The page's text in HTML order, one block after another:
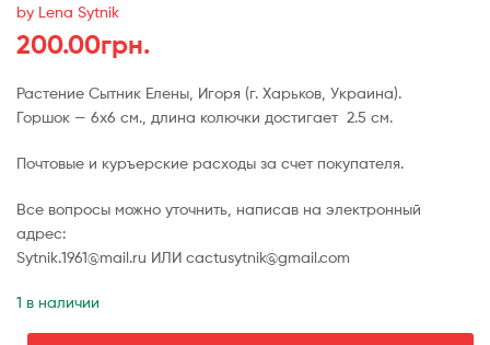
by Lena Sytnik
200.00грн.
Растение Сытник Елены, Игоря (г. Харьков, Украина).
Горшок — 6х6 см., длина колючки достигает 2.5 см.
Почтовые и куръерские расходы за счет покупателя.
Все вопросы можно уточнить, написав на электронный
адрес:
Sytnik.1961@mail.ru ИЛИ cactusytnik@gmail.com
1 в наличии